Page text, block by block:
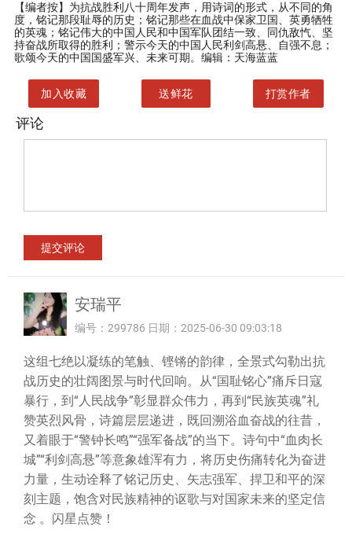
【编者按】 为抗战胜利八十周年发声，用诗词的形式，从不同的角
度，铭记那段耻辱的历史；铭记那些在血战中保家卫国、英勇牺牲
的英魂；铭记伟大的中国人民和中国军队团结一致、同仇敌忾、坚
持奋战所取得的胜利；警示今天的中国人民利剑高悬、自强不息；
歌颂今天的中国国盛军兴、未来可期。编辑：天海蓝蓝
加入收藏 送鲜花 打赏作者
评论
安瑞平
编号：299786 日期：2025-06-30 09:03:18
这组七绝以凝练的笔触、铿锵的韵律，全景式勾勒出抗
战历史的壮阔图景与时代回响。从“国耻铭心”痛斥日寇
暴行，到“人民战争”彰显群众伟力，再到“民族英魂”礼
赞英烈风骨，诗篇层层递进，既回溯浴血奋战的往昔，
又着眼于“警钟长鸣”“强军备战”的当下。诗句中“血肉长
城”“利剑高悬”等意象雄浑有力，将历史伤痛转化为奋进
力量，生动诠释了铭记历史、矢志强军、捍卫和平的深
刻主题，饱含对民族精神的讴歌与对国家未来的坚定信
念 。闪星点赞！